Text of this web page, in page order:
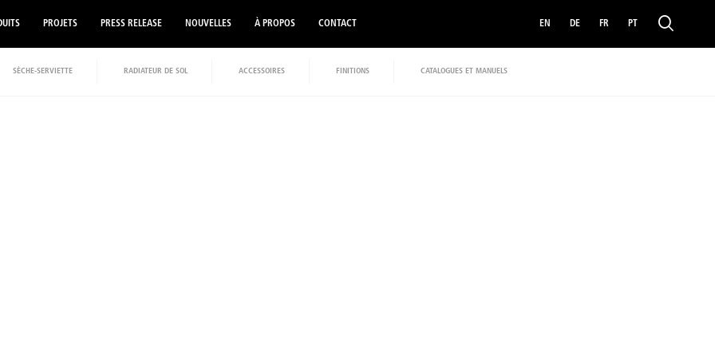
PROJETS PRESS RELEASE NOUVELLES À PROPOS CONTACT EN DE FR PT
SÈCHE-SERVIETTE RADIATEUR DE SOL ACCESSOIRES FINITIONS CATALOGUES ET MANUELS